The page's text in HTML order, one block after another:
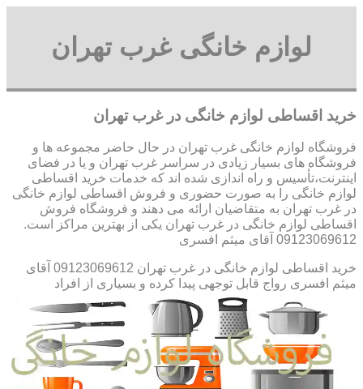
لوازم خانگی غرب تهران
خرید اقساطی لوازم خانگی در غرب تهران
فروشگاه لوازم خانگی غرب تهران در حال حاضر مجموعه ها و
فروشگاه های بسیار زیادی در سراسر غرب تهران و یا در فضای
اینترنت،تأسیس و راه اندازی شده اند که خدمات خرید اقساطی
لوازم خانگی را به صورت حضوری و فروش اقساطی لوازم خانگی
در غرب تهران به متقاضیان ارائه می دهند و فروشگاه فروش
اقساطی لوازم خانگی در غرب تهران یکی از بهترین مراکز است.
09123069612 آقای میثم افسری
خرید اقساطی لوازم خانگی در غرب تهران 09123069612 آقای
میثم افسری رواج قابل توجهی پیدا کرده و بسیاری از افراد